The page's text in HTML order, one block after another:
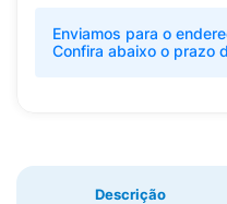
Enviamos para o
Confira abaixo o prazo
Descrição